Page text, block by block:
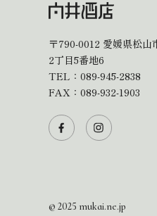
〒790-0012 愛媛県松山
2丁目5番地6
TEL： 089-945-2838
FAX：089-932-1903
© 2025 mukai.ne.jp